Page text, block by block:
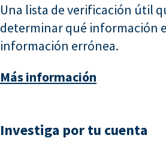
Una lista de verificación útil
determinar qué información
información errónea.
Más información
Investiga por tu cuenta